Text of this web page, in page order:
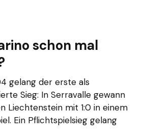
schon mal
gelang der erste als
Sieg: In Serravalle gewann
Liechtenstein mit 1:0 in einem
Ein Pflichtspielsieg gelang